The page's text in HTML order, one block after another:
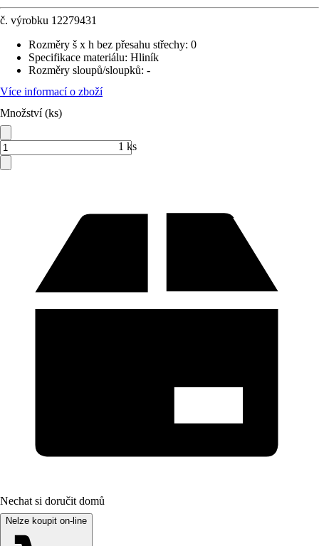
č. výrobku 12279431
Rozměry š x h bez přesahu střechy: 0
Specifikace materiálu: Hliník
Rozměry sloupů/sloupků: -
Více informací o zboží
Množství (ks)
1 ks
Nechat si doručit domů
Nelze koupit on-line